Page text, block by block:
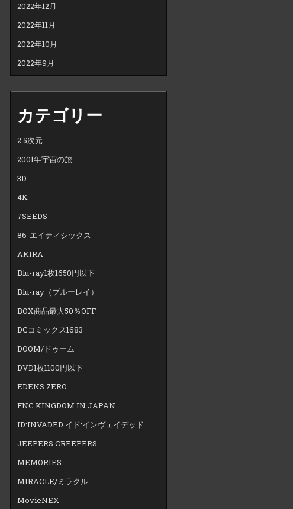
2022年12月
2022年11月
2022年10月
2022年9月
カテゴリー
2.5次元
2001年宇宙の旅
3D
4K
7SEEDS
86-エイティシックス-
AKIRA
Blu-ray1枚1650円以下
Blu-ray（ブルーレイ）
BOX商品最大50％OFF
DCコミックス1683
DOOM/ドゥーム
DVD1枚1100円以下
EDENS ZERO
FNC KINGDOM IN JAPAN
ID:INVADED イド:インヴェイデッド
JEEPERS CREEPERS
MEMORIES
MIRACLE/ミラクル
MovieNEX